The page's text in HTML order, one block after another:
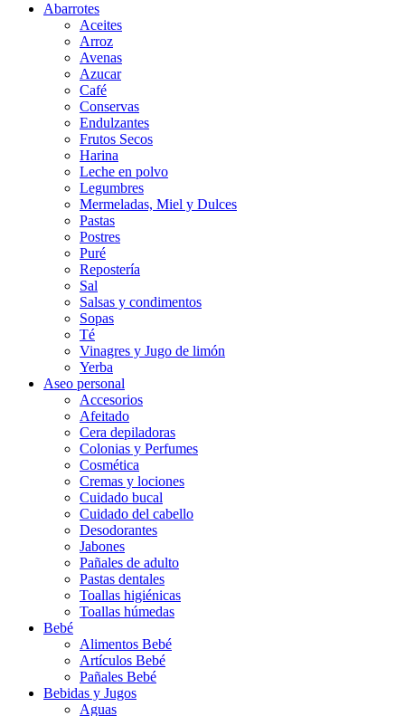
Abarrotes
Aceites
Arroz
Avenas
Azucar
Café
Conservas
Endulzantes
Frutos Secos
Harina
Leche en polvo
Legumbres
Mermeladas, Miel y Dulces
Pastas
Postres
Puré
Repostería
Sal
Salsas y condimentos
Sopas
Té
Vinagres y Jugo de limón
Yerba
Aseo personal
Accesorios
Afeitado
Cera depiladoras
Colonias y Perfumes
Cosmética
Cremas y lociones
Cuidado bucal
Cuidado del cabello
Desodorantes
Jabones
Pañales de adulto
Pastas dentales
Toallas higiénicas
Toallas húmedas
Bebé
Alimentos Bebé
Artículos Bebé
Pañales Bebé
Bebidas y Jugos
Aguas